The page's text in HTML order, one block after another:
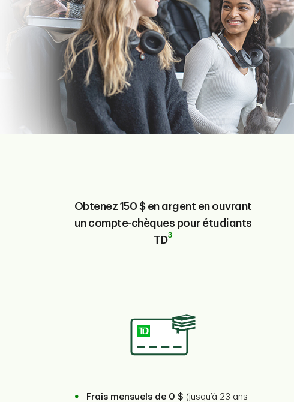
Obtenez 150 $ en argent en ouvrant
un compte-chèques pour étudiants
TD3
Frais mensuels de 0 $ (jusqu’à 23 ans